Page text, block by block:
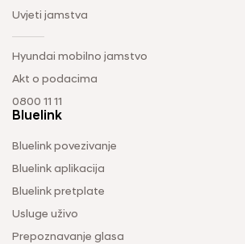
Uvjeti jamstva
Hyundai mobilno jamstvo
Akt o podacima
0800 11 11
Bluelink
Bluelink povezivanje
Bluelink aplikacija
Bluelink pretplate
Usluge uživo
Prepoznavanje glasa